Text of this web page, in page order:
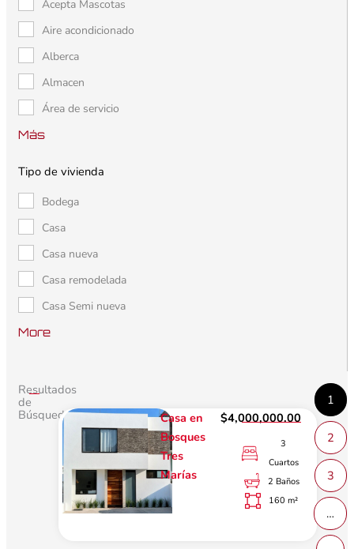
Acepta Mascotas
Aire acondicionado
Alberca
Almacen
Área de servicio
Más
Tipo de vivienda
Bodega
Casa
Casa nueva
Casa remodelada
Casa Semi nueva
More
Resultados
de
Búsqueda
Casa en
Bosques
Tres
Marías
$4,000,000.00
3
Cuartos
2 Baños
160 m²
1
2
3
…